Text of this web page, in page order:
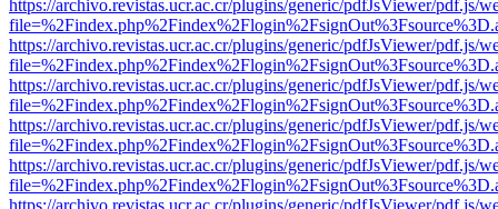
https://archivo.revistas.ucr.ac.cr/plugins/generic/pdfJsViewer/pdf.js/
https://archivo.revistas.ucr.ac.cr/plugins/generic/pdfJsViewer/pdf.js/
https://archivo.revistas.ucr.ac.cr/plugins/generic/pdfJsViewer/pdf.js/
https://archivo.revistas.ucr.ac.cr/plugins/generic/pdfJsViewer/pdf.js/
https://archivo.revistas.ucr.ac.cr/plugins/generic/pdfJsViewer/pdf.js/
https://archivo.revistas.ucr.ac.cr/plugins/generic/pdfJsViewer/pdf.js/